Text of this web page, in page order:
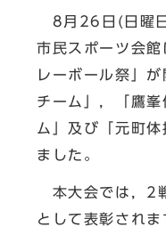
8月26日(日曜日
市民スポーツ会
レーボール祭」
チーム」，「鷹
ム」及び「元町
ました。
本大会では，2
として表彰されま